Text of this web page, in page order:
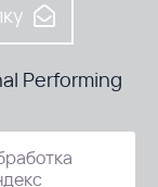
Performing
115054, Russia